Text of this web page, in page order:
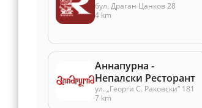
бул. Драган Цанков 28
4 km
Аннапурна -
Непалски Ресторант
ул. „Георги С. Раковски“ 181
7 km